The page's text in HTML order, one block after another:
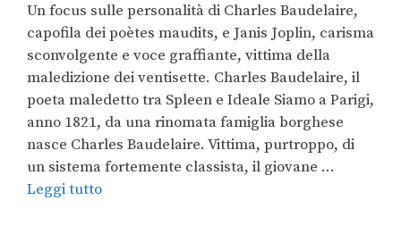
Un focus sulle personalità di Charles Baudelaire,
capofila dei poètes maudits, e Janis Joplin, carisma
sconvolgente e voce graffiante, vittima della
maledizione dei ventisette. Charles Baudelaire, il
poeta maledetto tra Spleen e Ideale Siamo a Parigi,
anno 1821, da una rinomata famiglia borghese
nasce Charles Baudelaire. Vittima, purtroppo, di
un sistema fortemente classista, il giovane …
Leggi tutto